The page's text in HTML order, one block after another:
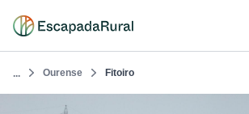
... Ourense Fitoiro